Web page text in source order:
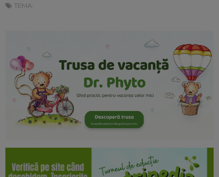
TEMA: